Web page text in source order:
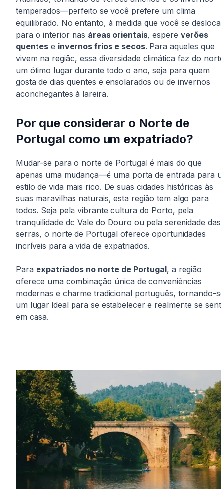
temperados—perfeito se você prefere um clima
equilibrado. No entanto, à medida que você se desloca
para o interior nas áreas orientais, espere verões
quentes e invernos frios e secos. Para aqueles que
vivem na região, essa diversidade climática faz do
um ótimo lugar durante todo o ano, seja para quem
gosta de dias quentes e ensolarados ou de invernos
aconchegantes à lareira.
Por que considerar o Norte de
Portugal como um expatriado?
Mudar-se para o norte de Portugal é mais do que
apenas uma mudança—é uma porta de entrada para
estilo de vida mais rico. De suas cidades históricas às
suas maravilhas naturais, esta região tem algo para
todos. Seja pela vibrante cultura do Porto, pela
tranquilidade do Vale do Douro ou pela serenidade das
serras, o norte de Portugal oferece oportunidades
incríveis para a vida de expatriados.
Para expatriados no norte de Portugal, a região
oferece uma combinação única de conveniências
modernas e charme tradicional português, tornando-
um lugar ideal para se estabelecer e realmente se
em casa.